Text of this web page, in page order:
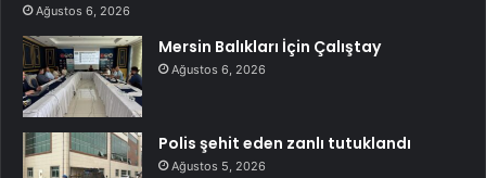
Ağustos 6, 2026
Mersin Balıkları İçin Çalıştay
Ağustos 6, 2026
Polis şehit eden zanlı tutuklandı
Ağustos 5, 2026